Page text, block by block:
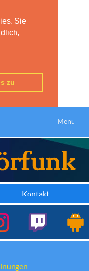
Sie
zu
Menu
Kontakt